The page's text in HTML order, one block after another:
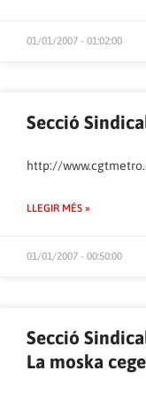
01/01/2007 - 01:02:00
Secció
http://
LLEGIR MÉS »
01/01/2007 - 00:50:00
Secció
La moska